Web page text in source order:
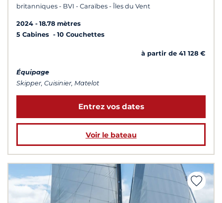
britanniques - BVI - Caraïbes - Îles du Vent
2024
18.78 mètres
5 Cabines
10 Couchettes
à partir de 41 128 €
Équipage
Skipper, Cuisinier, Matelot
Entrez vos dates
Voir le bateau